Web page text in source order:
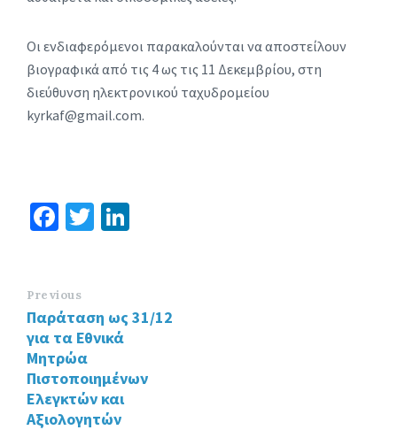
Οι ενδιαφερόμενοι παρακαλούνται να αποστείλουν
βιογραφικά από τις 4 ως τις 11 Δεκεμβρίου, στη
διεύθυνση ηλεκτρονικού ταχυδρομείου
kyrkaf@gmail.com.
Fa
o
o
k
T
n
Previous
Παράταση ως 31/12
για τα Εθνικά
Μητρώα
Πιστοποιημένων
Ελεγκτών και
Αξιολογητών